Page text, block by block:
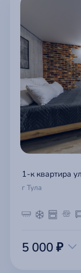
1-к квартира
г Тула
5 000 ₽